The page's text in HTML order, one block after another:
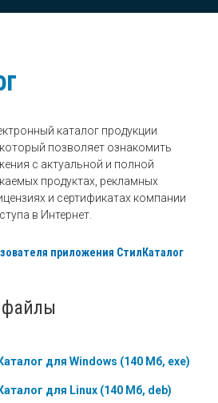
каталог продукции
позволяет ознакомить
с актуальной и полной
продуктах, рекламных
и сертификатах компании
в Интернет.
приложения СтилКаталог
для Windows (140 Мб, exe)
для Linux (140 Мб, deb)